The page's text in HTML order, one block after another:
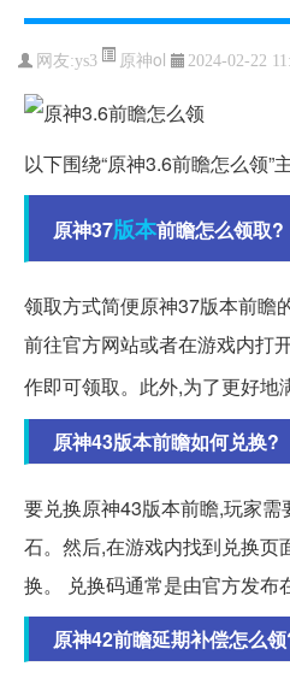
网友:ys3 原神ol 2024-02-22
以下围绕“原神3.6前瞻怎么领”
原神37版本前瞻怎么领取?
领取方式简便原神37版本前瞻
前往官方网站或者在游戏内打
作即可领取。此外,为了更好地
原神43版本前瞻如何兑换?
要兑换原神43版本前瞻,玩家
石。然后,在游戏内找到兑换页
换。 兑换码通常是由官方发布
原神42前瞻延期补偿怎么